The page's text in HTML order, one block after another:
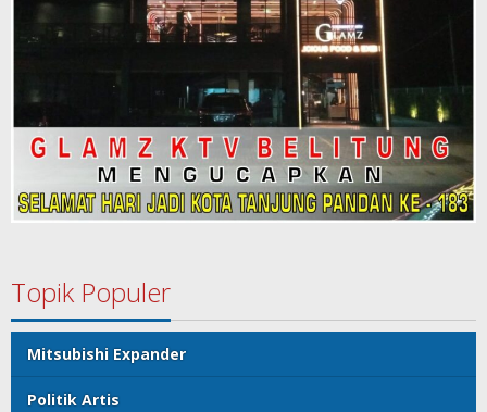
Topik Populer
Mitsubishi Expander
Politik Artis